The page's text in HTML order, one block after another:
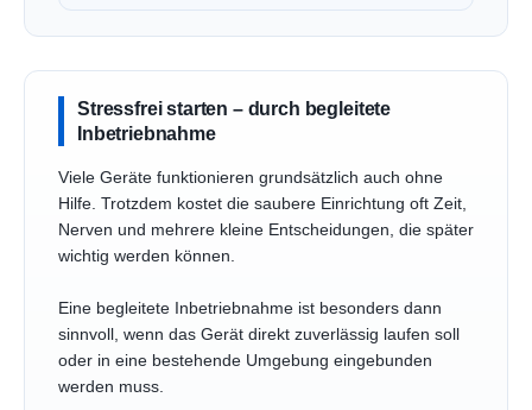
Stressfrei starten – durch begleitete
Inbetriebnahme
Viele Geräte funktionieren grundsätzlich auch ohne
Hilfe. Trotzdem kostet die saubere Einrichtung oft Zeit,
Nerven und mehrere kleine Entscheidungen, die später
wichtig werden können.
Eine begleitete Inbetriebnahme ist besonders dann
sinnvoll, wenn das Gerät direkt zuverlässig laufen soll
oder in eine bestehende Umgebung eingebunden
werden muss.